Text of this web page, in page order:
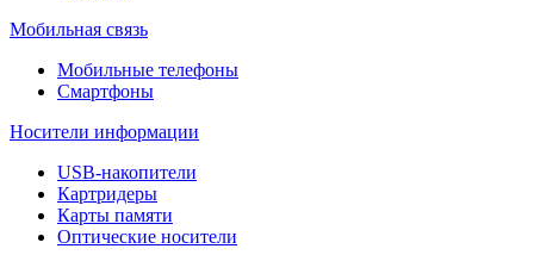
Мобильная связь
Мобильные телефоны
Смартфоны
Носители информации
USB-накопители
Картридеры
Карты памяти
Оптические носители